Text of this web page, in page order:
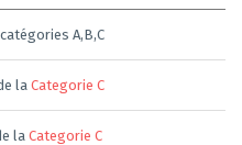
A,B,C
la Categorie C
la Categorie C